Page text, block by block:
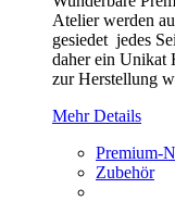
Atelier werden
gesiedet jedes
daher ein Unikat
zur Herstellung
Mehr Details
Premium-
Zubehör